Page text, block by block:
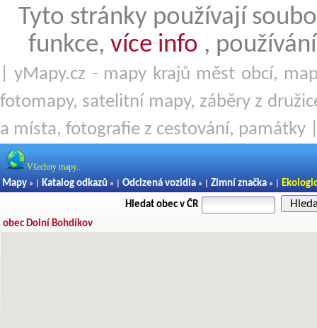
Tyto stránky používají
funkce, více info ,
| yMapy.cz - mapy krajů měst obcí,
fotomapy, satelitní mapy, záběry z
a místa, fotografie z cestování, památky
Všechny mapy..
Mapy » | Katalog odkazů » | Odcizená vozidla » | Zimní značka » |
Hledat obec v ČR
obec Dolní Bohdíkov